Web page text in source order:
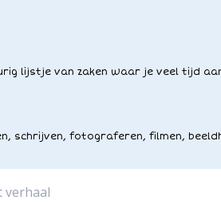
lijstje van zaken waar je veel tijd
schrijven, fotograferen, filmen,
verhaal